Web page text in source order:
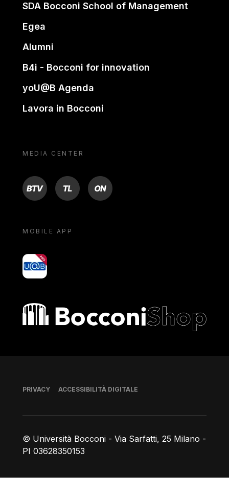
SDA Bocconi School of Management
Egea
Alumni
B4i - Bocconi for innovation
yoU@B Agenda
Lavora in Bocconi
MEDIA CENTER
BTV TL ON
MOBILE APP
yoU@B
Bocconi shop
© Università Bocconi - Via Sarfatti, 25 Milano -
PI 03628350153
Piè di pagina
PRIVACY ACCESSIBILITÀ DIGITALE